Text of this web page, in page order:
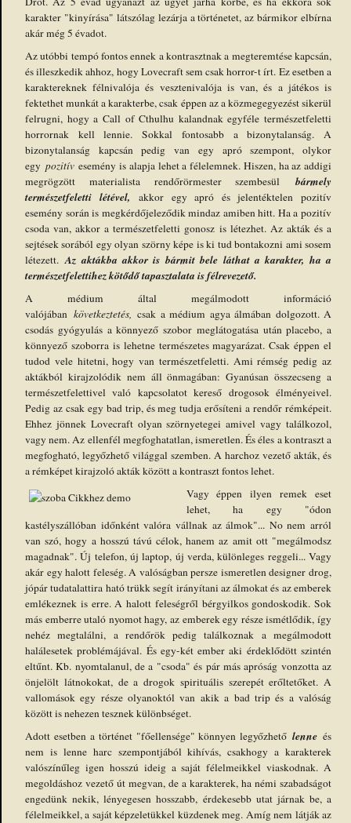
karakter "kinyírása" látszólag lezárja a történetet, az bármikor elbírna
akár még 5 évadot.
Az utóbbi tempó fontos ennek a kontrasztnak a megteremtése kapcsán,
és illeszkedik ahhoz, hogy Lovecraft sem csak horror-t írt. Ez esetben a
karaktereknek félnivalója és vesztenivalója is van, és a játékos is
fektethet munkát a karakterbe, csak éppen az a közmegegyezést sikerül
felrugni, hogy a Call of Cthulhu kalandnak egyféle természetfeletti
horrornak kell lennie. Sokkal fontosabb a bizonytalanság. A
bizonytalanság kapcsán pedig van egy apró szempont, olykor
egy pozitívesemény is alapja lehet a félelemnek. Hiszen, ha az addigi
megrögzött materialista rendőrörmester szembesül bármely
természetfeletti létével,akkor egy apró és jelentéktelen pozitív
esemény során is megkérdőjeleződik mindaz amiben hitt. Ha a pozitív
csoda van, akkor a természetfeletti gonosz is létezhet. Az akták és a
sejtések sorából egy olyan szörny képe is ki tud bontakozni ami sosem
létezett.Az aktákba akkor is bármit bele láthat a karakter, ha a
természetfelettihez kötődő tapasztalata is félrevezető.
A médium által megálmodott információ
valójában következtetés, csak a médium agya álmában dolgozott. A
csodás gyógyulás a könnyező szobor meglátogatása után placebo, a
könnyező szoborra is lehetne természetes magyarázat. Csak éppen el
tudod vele hitetni, hogy van természetfeletti. Ami rémség pedig az
aktákból kirajzolódik nem áll önmagában: Gyanúsan összecseng a
természetfelettivel való kapcsolatot kereső drogosok élményeivel.
Pedig az csak egy bad trip, és meg tudja erősíteni a rendőr rémképeit.
Ehhez jönnek Lovecraft olyan szörnyetegei amivel vagy találkozol,
vagy nem. Az ellenfél megfoghatatlan, ismeretlen. És éles a kontraszt a
megfogható, legyőzhető világgal szemben. A harchoz vezető akták, és
a rémképet kirajzoló akták között a kontraszt fontos lehet.
Vagy éppen ilyen remek eset
lehet, ha egy "ódon
kastélyszállóban időnként valóra vállnak az álmok"... No nem arról
van szó, hogy a hosszú távú célok, hanem az amit ott "megálmodsz
magadnak". Új telefon, új laptop, új verda, különleges reggeli... Vagy
akár egy halott feleség. A valóságban persze ismeretlen designer drog,
jópár tudatalattira ható trükk segít irányítani az álmokat és az emberek
emlékeznek is erre. A halott feleségről bérgyilkos gondoskodik. Sok
más emberre utaló nyomot hagy, az emberek egy része ismétlődik, így
nehéz megtalálni, a rendőrök pedig találkoznak a megálmodott
halálesetek problémájával. És egy-két ember aki érdeklődött szintén
eltűnt. Kb. nyomtalanul, de a "csoda" és pár más apróság vonzotta az
önjelölt látnokokat, de a drogok spirituális szerepét erőltetőket. A
vallomások egy része olyanoktól van akik a bad trip és a valóság
között is nehezen tesznek különbséget.
Adott esetben a történet "főellensége" könnyen legyőzhetőlenne és
nem is lenne harc szempontjából kihívás, csakhogy a karakterek
valószínűleg igen hosszú ideig a saját félelmeikkel viaskodnak. A
megoldáshoz vezető út megvan, de a karakterek, ha némi szabadságot
engedünk nekik, lényegesen hosszabb, érdekesebb utat járnak be, a
félelmeikkel, a saját képzeletükkel küzdenek meg. Amíg nem látják az